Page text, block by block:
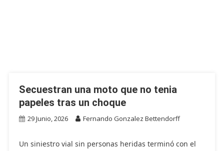
Secuestran una moto que no tenia
papeles tras un choque
29 Junio, 2026 Fernando Gonzalez Bettendorff
Un siniestro vial sin personas heridas terminó con el